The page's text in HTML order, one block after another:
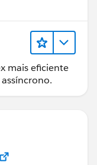
mais eficiente